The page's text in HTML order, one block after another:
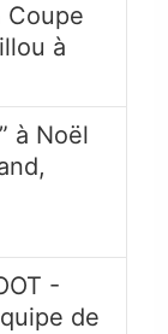
Coupe
à
à Noël
-
de